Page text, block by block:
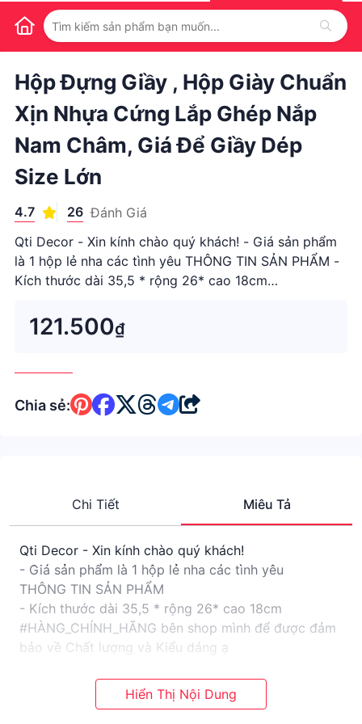
/ 1
Hộp Đựng Giầy , Hộp Giày Chuẩn
Xịn Nhựa Cứng Lắp Ghép Nắp
Nam Châm, Giá Để Giầy Dép
Size Lớn
4.7 26 Đánh Giá
Qti Decor - Xin kính chào quý khách! - Giá sản phẩm
là 1 hộp lẻ nha các tình yêu THÔNG TIN SẢN PHẨM -
Kích thước dài 35,5 * rộng 26* cao 18cm
bảo về Chất lượng và Kiểu dáng ạ Cảm ơn khách
hàng đã luôn #TIN_TƯỞNG và #ỦNG_HỘ
121.500₫
Chia sẻ:
Chi Tiết Miêu Tả
Qti Decor - Xin kính chào quý khách!
- Giá sản phẩm là 1 hộp lẻ nha các tình yêu
THÔNG TIN SẢN PHẨM
- Kích thước dài 35,5 * rộng 26* cao 18cm
#HÀNG_CHÍNH_HÃNG bên shop mình để được đảm
bảo về Chất lượng và Kiểu dáng ạ
#ỦNG_HỘ_SHOP trong suốt thời gian qua. ❤️❤️
✔️ Hộp giúp bảo quản những đôi giày khỏi bụi bẩn.